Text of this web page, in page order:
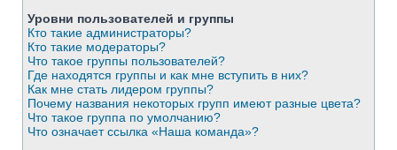
Уровни пользователей и группы
Кто такие администраторы?
Кто такие модераторы?
Что такое группы пользователей?
Где находятся группы и как мне вступить в них?
Как мне стать лидером группы?
Почему названия некоторых групп имеют разные цвета?
Что такое группа по умолчанию?
Что означает ссылка «Наша команда»?